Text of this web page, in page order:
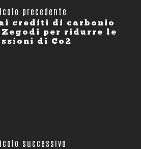
precedente
crediti di carbonio
per ridurre le
di Co2
successivo